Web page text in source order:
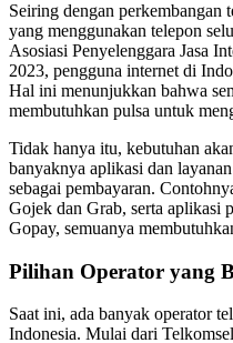
Seiring dengan perkembangan
yang menggunakan telepon
Asosiasi Penyelenggara Jasa
2023, pengguna internet di
Hal ini menunjukkan bahwa
membutuhkan pulsa untuk
Tidak hanya itu, kebutuhan
banyaknya aplikasi dan
sebagai pembayaran.
Gojek dan Grab, serta aplikasi
Gopay, semuanya
Pilihan Operator yang
Saat ini, ada banyak operator
Indonesia. Mulai dari